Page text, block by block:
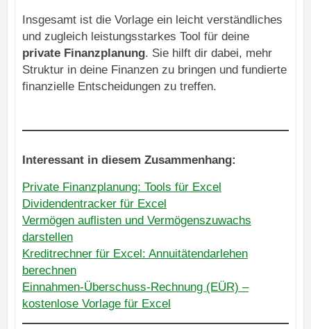
Insgesamt ist die Vorlage ein leicht verständliches
und zugleich leistungsstarkes Tool für deine
private Finanzplanung. Sie hilft dir dabei, mehr
Struktur in deine Finanzen zu bringen und fundierte
finanzielle Entscheidungen zu treffen.
Interessant in diesem Zusammenhang:
Private Finanzplanung: Tools für Excel
Dividendentracker für Excel
Vermögen auflisten und Vermögenszuwachs
darstellen
Kreditrechner für Excel: Annuitätendarlehen
berechnen
Einnahmen-Überschuss-Rechnung (EÜR) –
kostenlose Vorlage für Excel